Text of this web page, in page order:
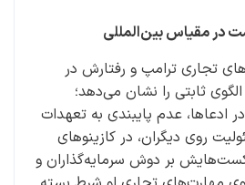
در مقیاس بین‌المللی
تجاری ترامپ و رفتارش در
الگوی ثابتی را نشان می‌دهد؛
ادعاها، عدم پایبندی به تعهدات
روی دیگران، در کازینوهای
بر دوش سرمایه‌گذاران و